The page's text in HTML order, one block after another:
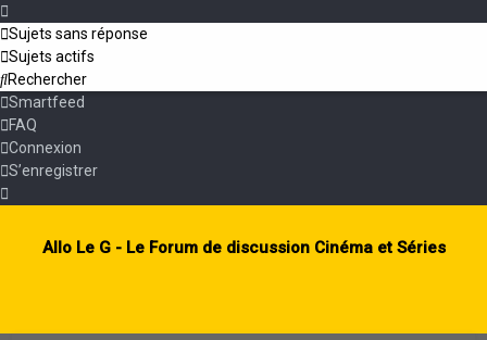
Sujets sans réponse
Sujets actifs
Rechercher
Smartfeed
FAQ
Connexion
S’enregistrer
Allo Le G - Le Forum de discussion Cinéma et Séries